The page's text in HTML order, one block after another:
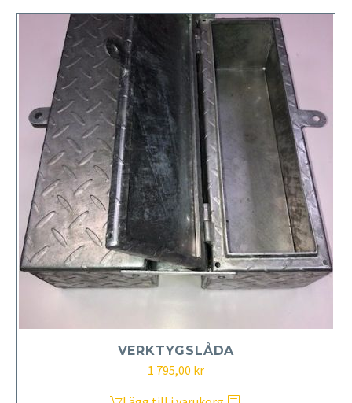
VERKTYGSLÅDA
1 795,00 kr